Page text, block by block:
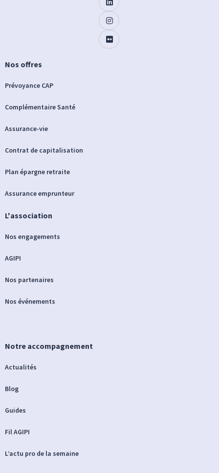
Nos offres
Prévoyance CAP
Complémentaire Santé
Assurance-vie
Contrat de capitalisation
Plan épargne retraite
Assurance emprunteur
L'association
Nos engagements
AGIPI
Nos partenaires
Nos événements
Notre accompagnement
Actualités
Blog
Guides
Fil AGIPI
L’actu pro de la semaine